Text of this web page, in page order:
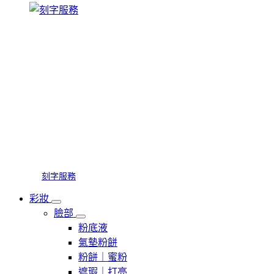
刻字服務
彩妝
臉部
粉底液
氣墊粉餅
粉餅｜蜜粉
遮瑕｜打亮